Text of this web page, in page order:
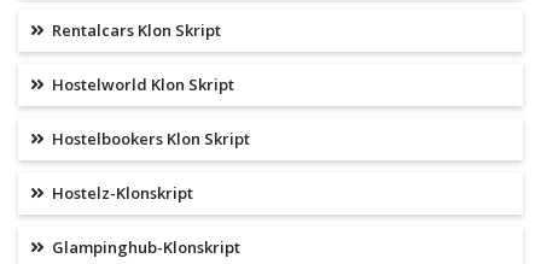
Rentalcars Klon Skript
Hostelworld Klon Skript
Hostelbookers Klon Skript
Hostelz-Klonskript
Glampinghub-Klonskript